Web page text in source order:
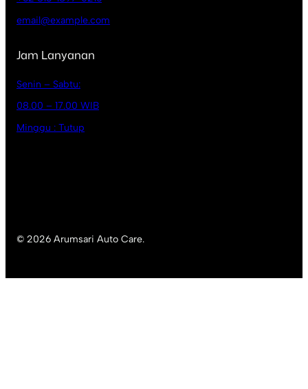
email@example.com
Jam Lanyanan
Senin – Sabtu:
08.00 – 17.00 WIB
Minggu : Tutup
© 2026 Arumsari Auto Care.